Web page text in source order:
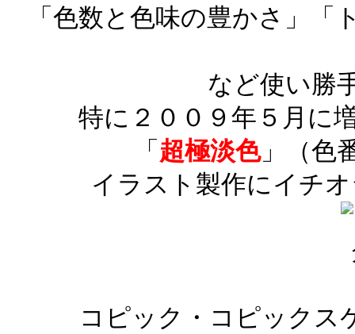
「色数と色味の豊かさ」
など使い勝
特に２００９年５月に
「 超極淡色」（色
イラスト製作にイチ
コピック・コピック